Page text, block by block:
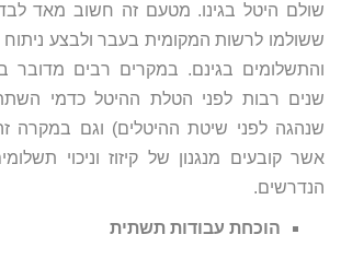
שולם היטל בגינו. מטעם זה חשוב מאד
ששולמו לרשות המקומית בעבר ולבצע
והתשלומים בגינם. במקרים רבים מדובר
שנים רבות לפני הטלת ההיטל כדמי
שנהגה לפני שיטת ההיטלים) וגם במקרה
אשר קובעים מנגנון של קיזוז וניכוי
הנדרשים.
הוכחת עבודות תשתית